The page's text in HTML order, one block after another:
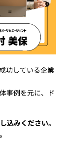
功している企業
事例を元に、ド
込みください。